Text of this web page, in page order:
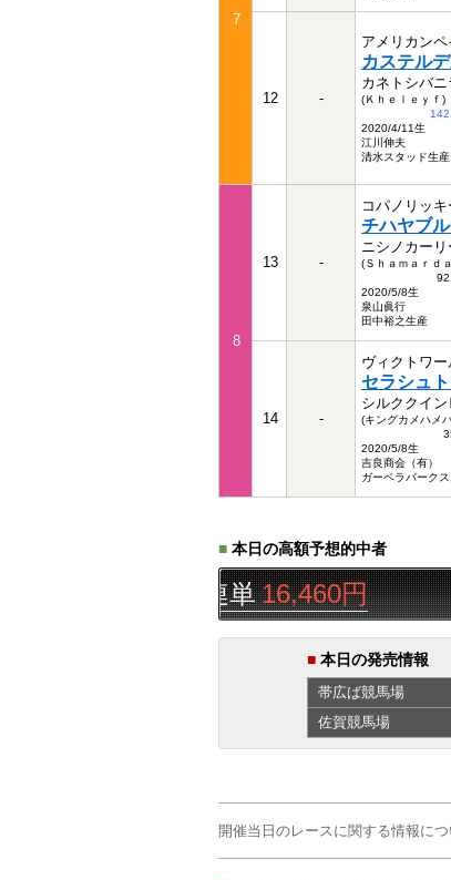
7
12 -
アメリカンペ
カステル
カネトシバニ
(Ｋｈｅｌｅｙｆ)
2020/4/11生
江川伸夫
清水スタッド生産
8
13 -
コパノリッキ
チハヤブ
ニシノカーリ
(Ｓｈａｍａｒｄ
2020/5/8生
泉山眞行
田中裕之生産
14 -
ヴィクトワ
セラシュ
シルククイン
(キングカメハメ
2020/5/8生
吉良商会（有）
ガーベラパーク
■ 本日の高額予想的中者
16,460円 ト
■ 本日の発売情報
帯広ば競馬場
佐賀競馬場
開催当日のレースに関する情報に